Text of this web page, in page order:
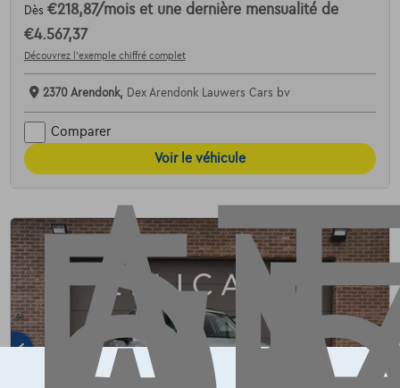
Dès €218,87/mois et une dernière mensualité de
€4.567,37
Découvrez l’exemple chiffré complet
2370 Arendonk, Dex Arendonk Lauwers Cars bv
Comparer
Voir le véhicule